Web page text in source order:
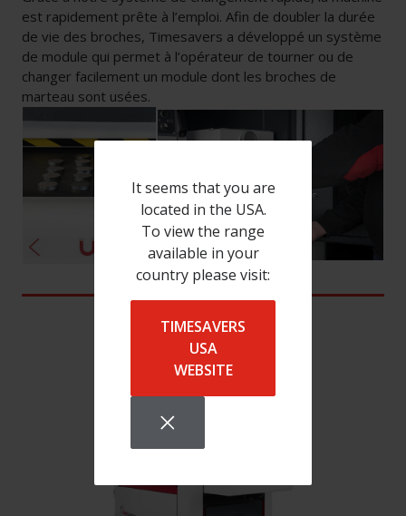
It seems that you are
located in the USA.
To view the range
available in your
country please visit:
TIMESAVERS
USA
WEBSITE
est rapidement prête à l’emploi. Afin de doubler la durée
de vie des broches, Timesavers a développé un système
de module qui permet à l’opérateur de tourner ou de
changer facilement un module dont les broches de
marteau sont usées.